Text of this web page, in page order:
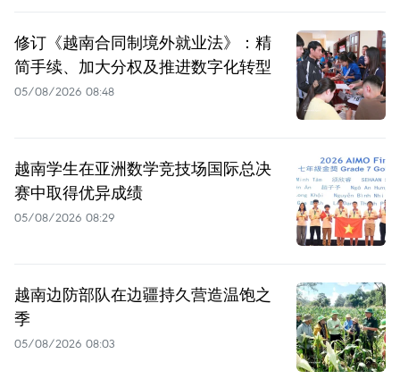
修订《越南合同制境外就业法》：精
简手续、加大分权及推进数字化转型
05/08/2026 08:48
越南学生在亚洲数学竞技场国际总决
赛中取得优异成绩
05/08/2026 08:29
越南边防部队在边疆持久营造温饱之
季
05/08/2026 08:03